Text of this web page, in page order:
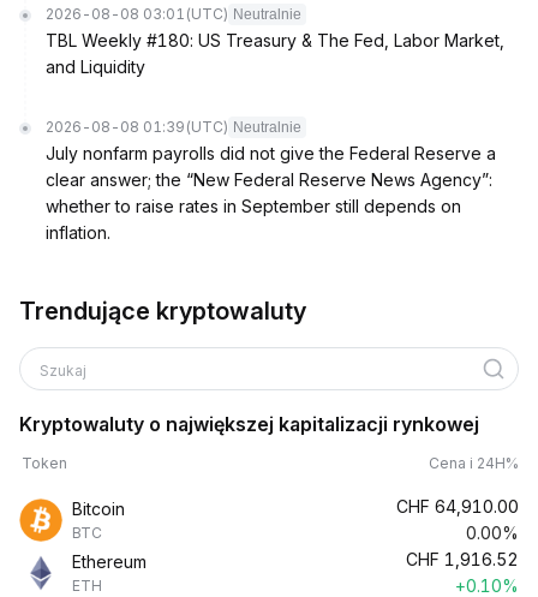
2026-08-08 03:01 (UTC) Neutralnie
TBL Weekly #180: US Treasury & The Fed, Labor Market,
and Liquidity
2026-08-08 01:39 (UTC) Neutralnie
July nonfarm payrolls did not give the Federal Reserve a
clear answer; the “New Federal Reserve News Agency”:
whether to raise rates in September still depends on
inflation.
Trendujące kryptowaluty
Szukaj
Kryptowaluty o największej kapitalizacji rynkowej
Token Cena i 24H%
Bitcoin
BTC
CHF 64,910.00
0.00%
Ethereum
ETH
CHF 1,916.52
+0.10%